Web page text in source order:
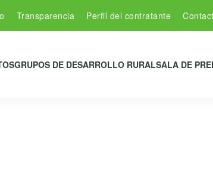
Transparencia Perfil del contratante
GRUPOS DE DESARROLLO RURALSALA DE